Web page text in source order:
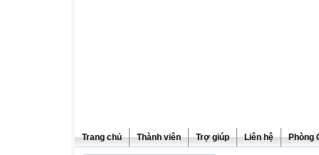
Trang chủ Thành viên Trợ giúp Liên hệ Phòng